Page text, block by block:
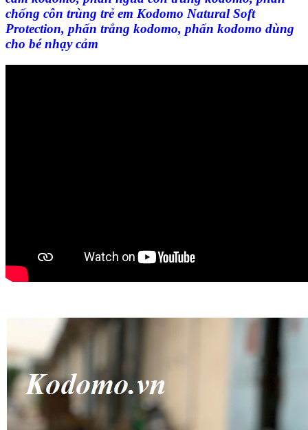
chống côn trùng trẻ em Kodomo Natural Soft
Protection, phấn trắng kodomo, phấn kodomo dùng
cho bé nhạy cảm